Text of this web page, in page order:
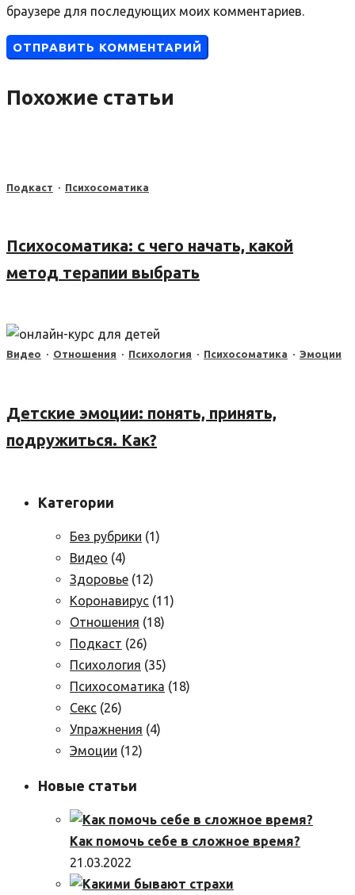
браузере для последующих моих комментариев.
Похожие статьи
Подкаст · Психосоматика
Психосоматика: с чего начать, какой
метод терапии выбрать
Видео · Отношения · Психология · Психосоматика · Эмоции
Детские эмоции: понять, принять,
подружиться. Как?
Категории
Без рубрики (1)
Видео (4)
Здоровье (12)
Коронавирус (11)
Отношения (18)
Подкаст (26)
Психология (35)
Психосоматика (18)
Секс (26)
Упражнения (4)
Эмоции (12)
Новые статьи
Как помочь себе в сложное время?
21.03.2022